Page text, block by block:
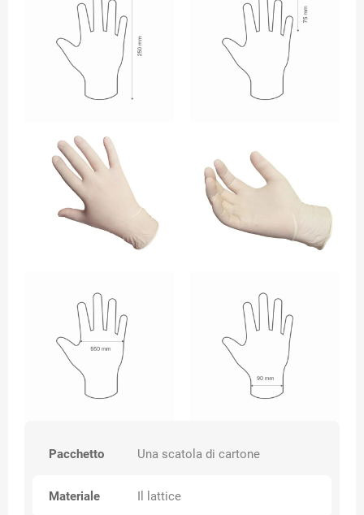
Pacchetto Una scatola di cartone
Materiale Il lattice